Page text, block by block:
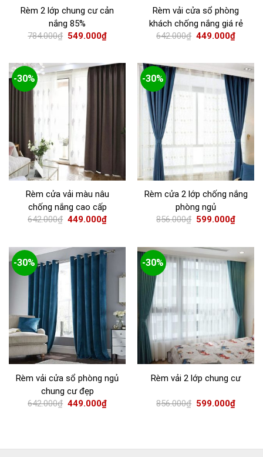
Rèm 2 lớp chung cư cản
nắng 85%
784.000₫ 549.000₫
Rèm vải cửa sổ phòng
khách chống nắng giá rẻ
642.000₫ 449.000₫
-30%
Rèm cửa vải màu nâu
chống nắng cao cấp
642.000₫ 449.000₫
-30%
Rèm cửa 2 lớp chống nắng
phòng ngủ
856.000₫ 599.000₫
-30%
Rèm vải cửa sổ phòng ngủ
chung cư đẹp
642.000₫ 449.000₫
-30%
Rèm vải 2 lớp chung cư
856.000₫ 599.000₫